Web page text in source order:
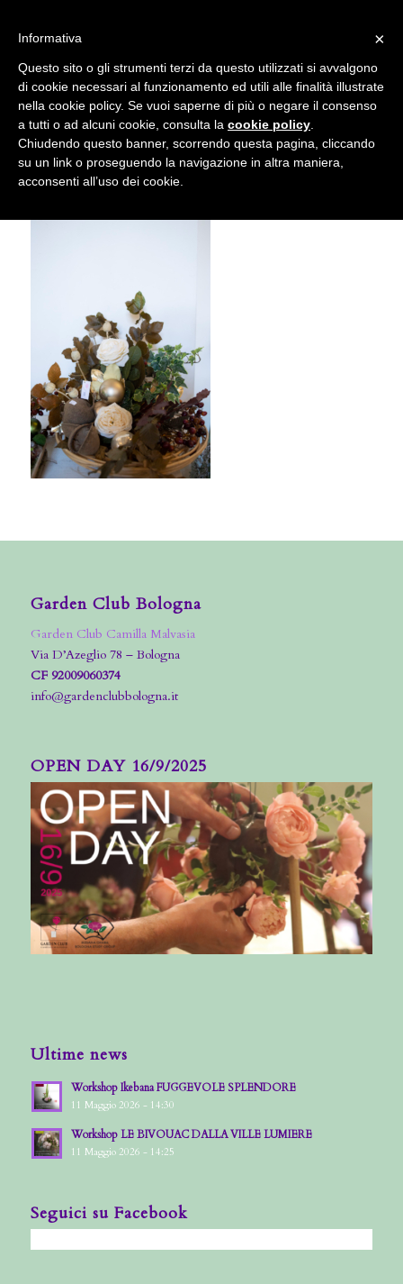
NIK_5992
Garden Club Bologna
Garden Club Camilla Malvasia
Via D’Azeglio 78 – Bologna
CF 92009060374
info@gardenclubbologna.it
OPEN DAY 16/9/2025
Ultime news
Workshop Ikebana FUGGEVOLE SPLENDORE
11 Maggio 2026 - 14:30
Workshop LE BIVOUAC DALLA VILLE LUMIERE
11 Maggio 2026 - 14:25
Seguici su Facebook
accetta l'uso dei cookies previsto nella pagina dedicata.
Fai clic per abilitare/disabilitare il tracciamento di
Google Analytics.
OK Privacy e cookie policy
×
Informativa
Questo sito o gli strumenti terzi da questo utilizzati si avvalgono
di cookie necessari al funzionamento ed utili alle finalità illustrate
nella cookie policy. Se vuoi saperne di più o negare il consenso
a tutti o ad alcuni cookie, consulta la cookie policy
Chiudendo questo banner, scorrendo questa pagina, cliccando
su un link o proseguendo la navigazione in altra maniera,
acconsenti all’uso dei cookie.